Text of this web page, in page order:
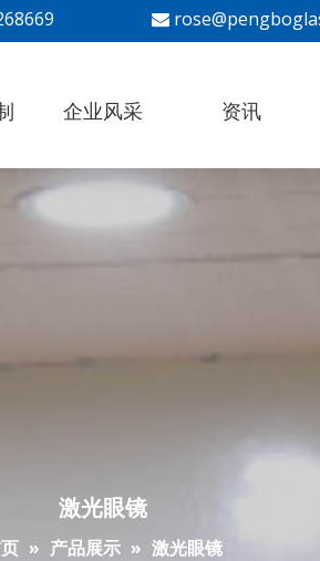

企业风采 资讯
激光眼镜
» 产品展示 » 激光眼镜